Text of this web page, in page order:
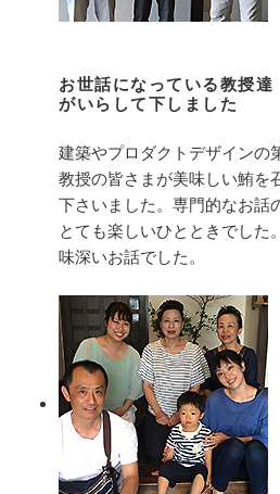
お世話になっている教授達
がいらして下しました
建築やプロダクトデザインの
教授の皆さまが美味しい鮪を
下さいました。専門的なお話
とても楽しいひとときでした
味深いお話でした。